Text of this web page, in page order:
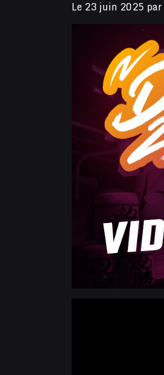
Le23 juin 2025 par